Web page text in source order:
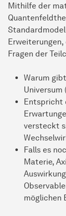
Mithilfe der
Fragen der
Warum
Universum
Entspricht
versteckt
Falls es
Materie,
möglichen